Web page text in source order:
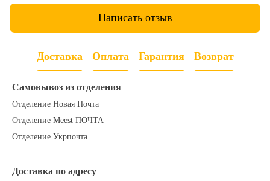
Написать отзыв
Доставка Оплата Гарантия Возврат
Самовывоз из отделения
Отделение Новая Почта
Отделение Meest ПОЧТА
Отделение Укрпочта
Доставка по адресу